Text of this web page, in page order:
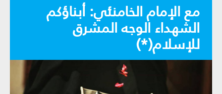
مع الإمام الخامنئي: أبناؤكم
الشهداء الوجه المشرق
للإسلام(*)